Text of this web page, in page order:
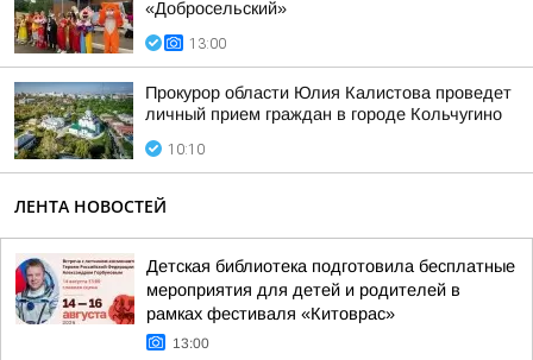
«Добросельский»
13:00
Прокурор области Юлия Калистова проведет
личный прием граждан в городе Кольчугино
10:10
ЛЕНТА НОВОСТЕЙ
Детская библиотека подготовила бесплатные
мероприятия для детей и родителей в
рамках фестиваля «Китоврас»
13:00